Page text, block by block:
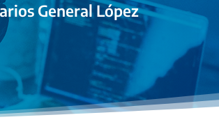
General López